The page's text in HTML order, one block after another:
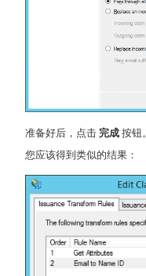
准备好后，点击完成按钮。
您应该得到类似的结果：